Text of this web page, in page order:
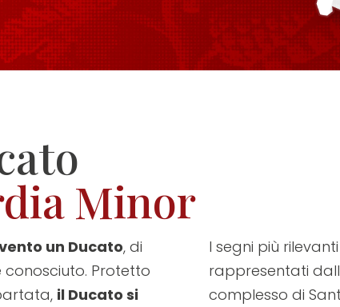
Minor
un Ducato, di
conosciuto. Protetto
il Ducato si
I segni più
rappresentati
complesso di